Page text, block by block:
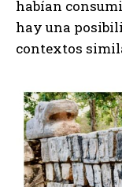
habían
hay una
contextos